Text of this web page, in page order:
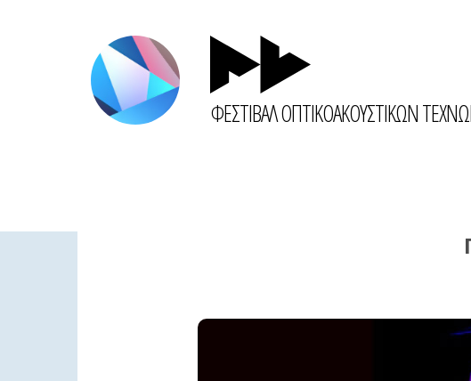
ΦΕΣΤΙΒΑΛ ΟΠΤΙΚΟΑΚΟΥΣΤΙΚΩΝ